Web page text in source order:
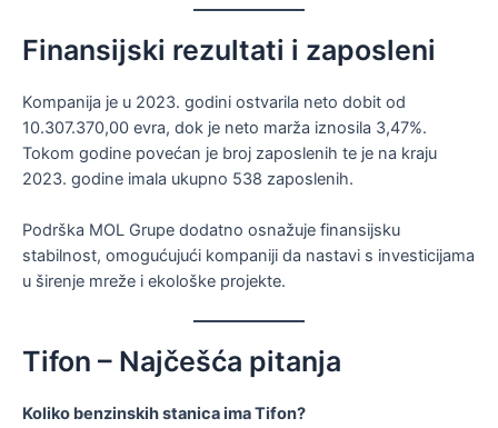
Finansijski rezultati i zaposleni
Kompanija je u 2023. godini ostvarila neto dobit od
10.307.370,00 evra, dok je neto marža iznosila 3,47%.
Tokom godine povećan je broj zaposlenih te je na kraju
2023. godine imala ukupno 538 zaposlenih.
Podrška MOL Grupe dodatno osnažuje finansijsku
stabilnost, omogućujući kompaniji da nastavi s investicijama
u širenje mreže i ekološke projekte.
Tifon – Najčešća pitanja
Koliko benzinskih stanica ima Tifon?